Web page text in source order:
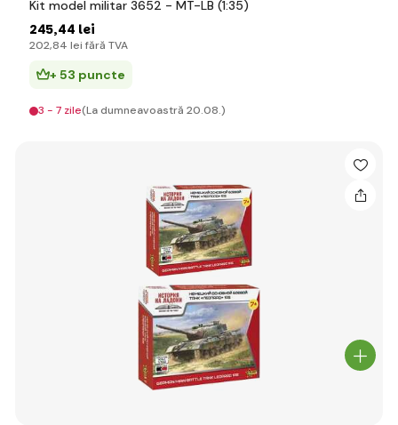
Kit model militar 3652 - MT-LB (1:35)
245,44 lei
202,84 lei fără TVA
+ 53 puncte
3 - 7 zile(La dumneavoastră 20.08.)